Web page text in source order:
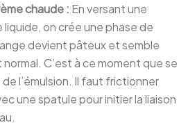
chaude : En versant une
on crée une phase de
devient pâteux et semble
normal. C’est à ce moment que se
l’émulsion. Il faut frictionner
une spatule pour initier la liaison